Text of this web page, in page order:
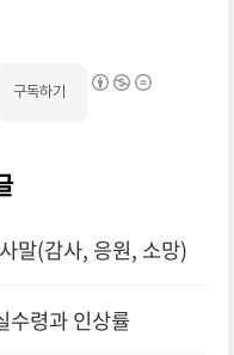
구독하기
말(감사, 응원, 소망)
수령과 인상률